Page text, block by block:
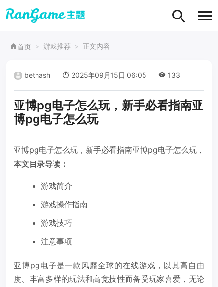
首页 游戏推荐 正文内容
bethash 2025年09月15日 06:05 133
亚博pg电子怎么玩，新手必看指南亚
博pg电子怎么玩
亚博pg电子怎么玩，新手必看指南亚博pg电子怎么玩，
本文目录导读：
游戏简介
游戏操作指南
游戏技巧
注意事项
亚博pg电子是一款风靡全球的在线游戏，以其高自由
度、丰富多样的玩法和高竞技性而备受玩家喜爱，无论